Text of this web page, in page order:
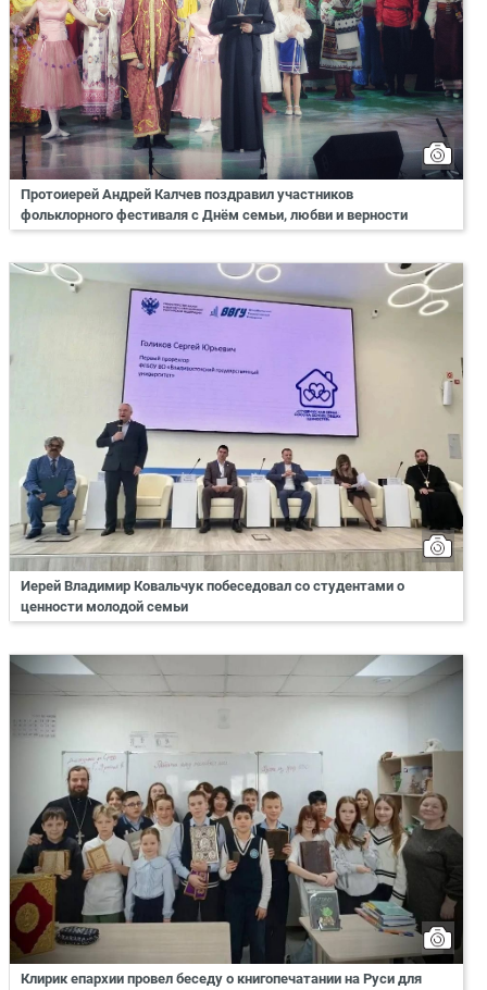
Протоиерей Андрей Калчев поздравил участников
фольклорного фестиваля с Днём семьи, любви и верности
Иерей Владимир Ковальчук побеседовал со студентами о
ценности молодой семьи
Клирик епархии провел беседу о книгопечатании на Руси для